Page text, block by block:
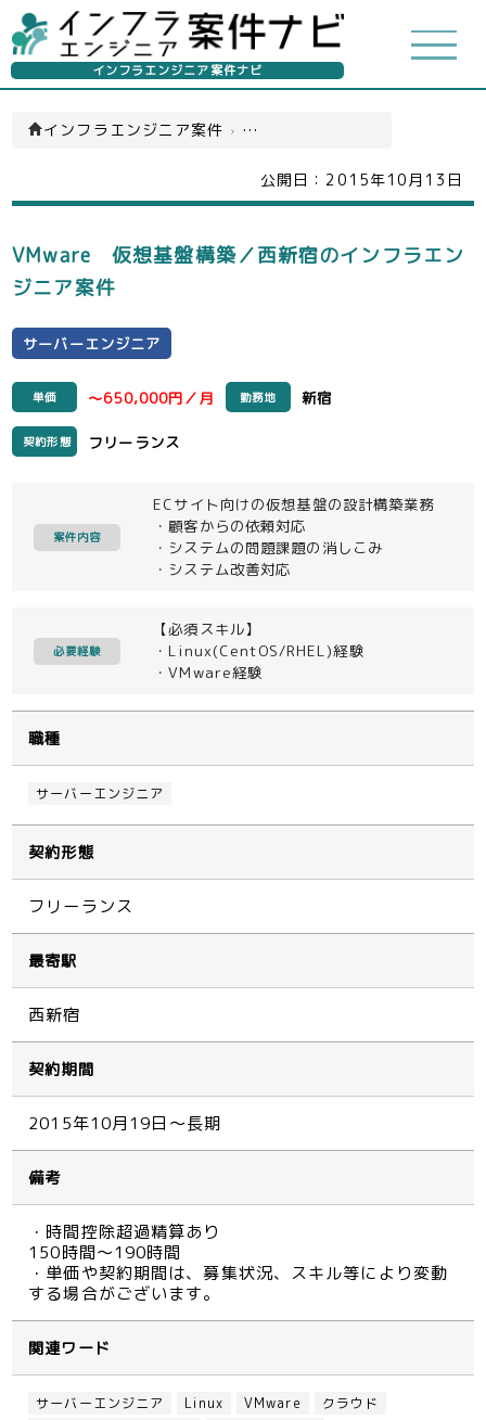
インフラエンジニア案件ナビ
インフラエンジニア案件 › サーバーエンジニア(一覧)
公開日： 2015年10月13日
VMware 仮想基盤構築／西新宿のインフラエン
ジニア案件
サーバーエンジニア
単価 ～650,000円／月 勤務地 新宿
契約形態 フリーランス
案件内容
ECサイト向けの仮想基盤の設計構築業務
・顧客からの依頼対応
・システムの問題課題の消しこみ
・システム改善対応
必要経験
【必須スキル】
・Linux(CentOS/RHEL)経験
・VMware経験
職種
サーバーエンジニア
契約形態
フリーランス
最寄駅
西新宿
契約期間
2015年10月19日～長期
備考
・時間控除超過精算あり
150時間～190時間
・単価や契約期間は、募集状況、スキル等により変動
する場合がございます。
関連ワード
サーバーエンジニア Linux VMware
クラウド